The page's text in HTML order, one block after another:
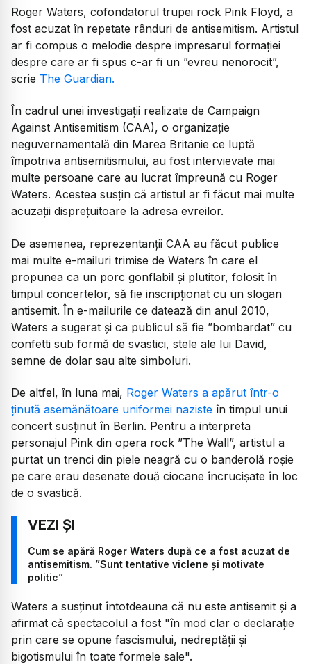
Roger Waters, cofondatorul trupei rock Pink Floyd, a
fost acuzat în repetate rânduri de antisemitism. Artistul
ar fi compus o melodie despre impresarul formației
despre care ar fi spus c-ar fi un ”evreu nenorocit”,
scrie The Guardian.
În cadrul unei investigații realizate de Campaign
Against Antisemitism (CAA), o organizație
neguvernamentală din Marea Britanie ce luptă
împotriva antisemitismului, au fost intervievate mai
multe persoane care au lucrat împreună cu Roger
Waters. Acestea susțin că artistul ar fi făcut mai multe
acuzații disprețuitoare la adresa evreilor.
De asemenea, reprezentanții CAA au făcut publice
mai multe e-mailuri trimise de Waters în care el
propunea ca un porc gonflabil și plutitor, folosit în
timpul concertelor, să fie inscripționat cu un slogan
antisemit. În e-mailurile ce datează din anul 2010,
Waters a sugerat și ca publicul să fie ”bombardat” cu
confetti sub formă de svastici, stele ale lui David,
semne de dolar sau alte simboluri.
De altfel, în luna mai, Roger Waters a apărut într-o
ținută asemănătoare uniformei naziste în timpul unui
concert susținut în Berlin. Pentru a interpreta
personajul Pink din opera rock ”The Wall”, artistul a
purtat un trenci din piele neagră cu o banderolă roșie
pe care erau desenate două ciocane încrucișate în loc
de o svastică.
Cum se apără Roger Waters după ce a fost acuzat de
antisemitism. ”Sunt tentative viclene și motivate
politic”
Waters a susținut întotdeauna că nu este antisemit și a
afirmat că spectacolul a fost "în mod clar o declarație
prin care se opune fascismului, nedreptății și
bigotismului în toate formele sale".